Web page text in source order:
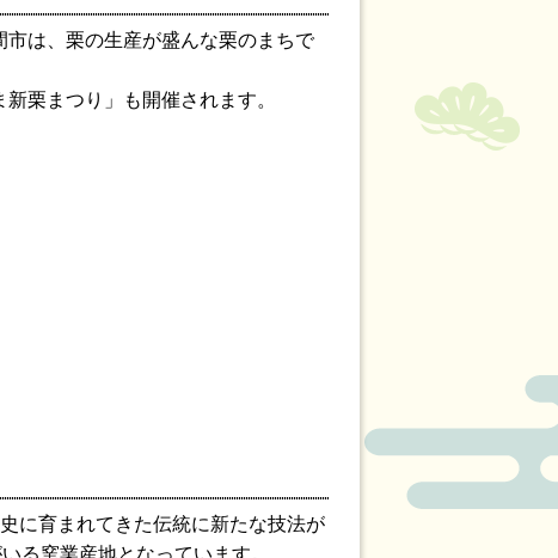
は、栗の生産が盛んな栗のまちで
栗まつり」も開催されます。
に育まれてきた伝統に新たな技法が
る窯業産地となっています。